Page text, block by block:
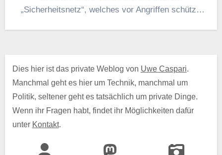
„Sicherheitsnetz“, welches vor Angriffen schützt,
Dies hier ist das private Weblog von Uwe Caspari.
Manchmal geht es hier um Technik, manchmal um
Politik, seltener geht es tatsächlich um private Dinge.
Wenn ihr Fragen habt, findet ihr Möglichkeiten dafür
unter Kontakt.